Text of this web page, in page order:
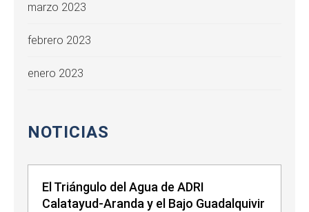
marzo 2023
febrero 2023
enero 2023
NOTICIAS
El Triángulo del Agua de ADRI
Calatayud-Aranda y el Bajo Guadalquivir